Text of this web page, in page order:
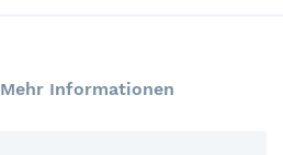
Mehr Informationen